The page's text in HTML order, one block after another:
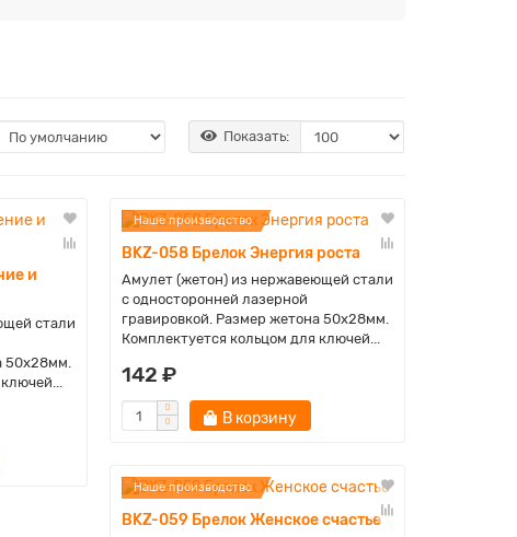
Показать:
и
стали
50х28мм.
Наше производство
BKZ-058 Брелок Энергия роста
Амулет (жетон) из нержавеющей стали
с односторонней лазерной
гравировкой. Размер жетона 50х28мм.
Комплектуется кольцом для ключей...
142 ₽
В корзину
Наше производство
BKZ-059 Брелок Женское счастье